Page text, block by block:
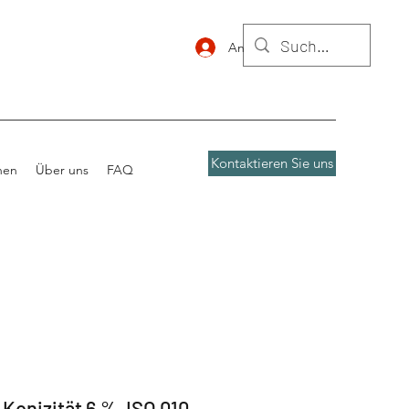
Anmelden
Über uns FAQ Kontaktieren Sie uns